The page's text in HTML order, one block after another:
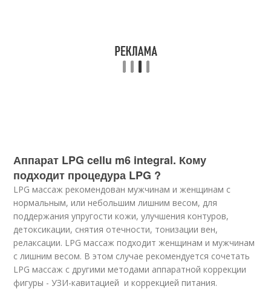
Аппарат LPG cellu m6 integral. Кому
подходит процедура LPG ?
LPG массаж рекомендован мужчинам и женщинам с
нормальным, или небольшим лишним весом, для
поддержания упругости кожи, улучшения контуров,
детоксикации, снятия отечности, тонизации вен,
релаксации. LPG массаж подходит женщинам и мужчинам
с лишним весом. В этом случае рекомендуется сочетать
LPG массаж с другими методами аппаратной коррекции
фигуры - УЗИ-кавитацией и коррекцией питания.